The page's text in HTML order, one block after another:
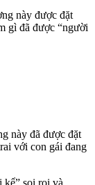
này được đặt
gì đã được “người
này đã được đặt
với con gái đang
kể” soi rọi và